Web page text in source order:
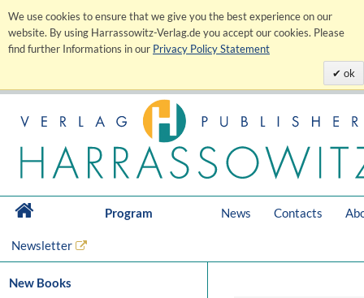
We use cookies to ensure that we give you the best experience on our
website. By using Harrassowitz-Verlag.de you accept our cookies. Please
find further Informations in our Privacy Policy Statement
ok
Program News Contacts
Newsletter
New Books